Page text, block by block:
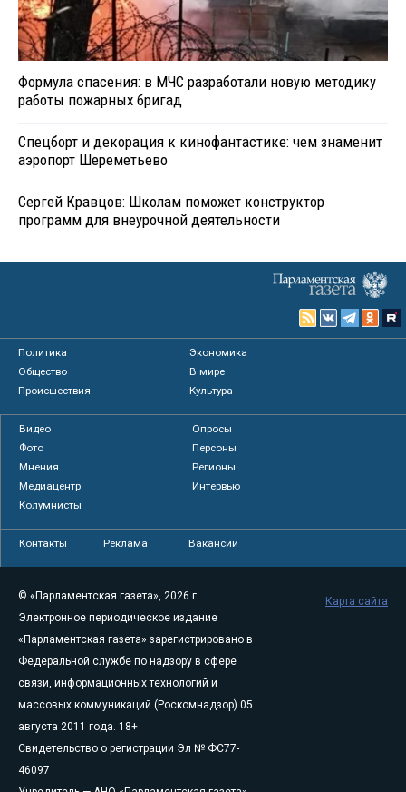
Формула спасения: в МЧС разработали новую методику
работы пожарных бригад
Спецборт и декорация к кинофантастике: чем знаменит
аэропорт Шереметьево
Сергей Кравцов: Школам поможет конструктор
программ для внеурочной деятельности
Политика
Экономика
Общество
В мире
Происшествия
Культура
Видео
Опросы
Фото
Персоны
Мнения
Регионы
Медиацентр
Интервью
Колумнисты
Контакты Реклама Вакансии
© «Парламентская газета», 2026 г.
Электронное периодическое издание
«Парламентская газета» зарегистрировано в
Федеральной службе по надзору в сфере
связи, информационных технологий и
массовых коммуникаций (Роскомнадзор) 05
августа 2011 года. 18+
Свидетельство о регистрации Эл № ФС77-
46097
Карта сайта